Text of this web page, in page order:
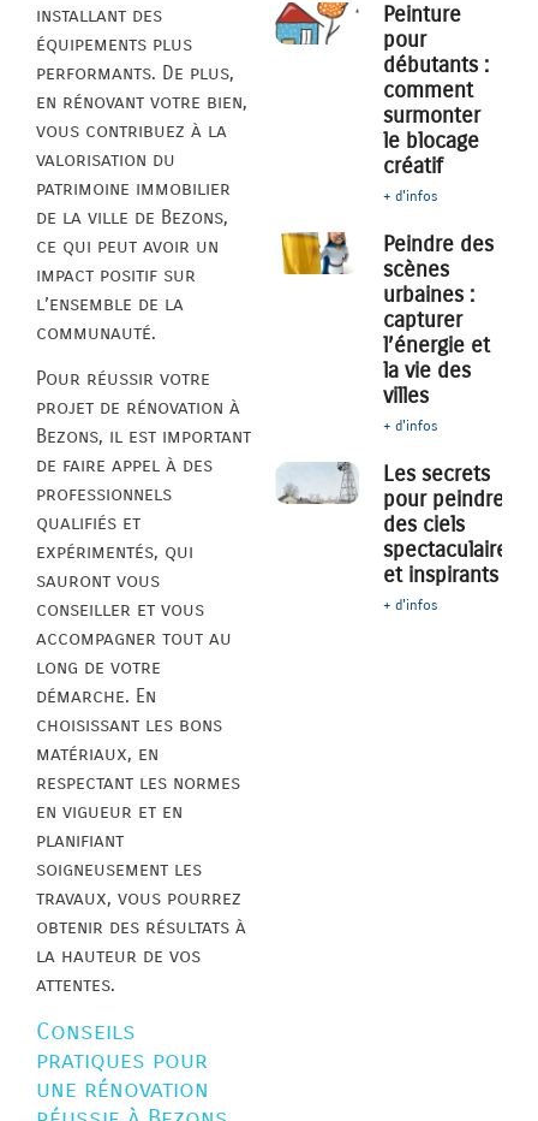
installant des
équipements plus
performants. De plus,
en rénovant votre bien,
vous contribuez à la
valorisation du
patrimoine immobilier
de la ville de Bezons,
ce qui peut avoir un
impact positif sur
l’ensemble de la
communauté.
Pour réussir votre
projet de rénovation à
Bezons, il est important
de faire appel à des
professionnels
qualifiés et
expérimentés, qui
sauront vous
conseiller et vous
accompagner tout au
long de votre
démarche. En
choisissant les bons
matériaux, en
respectant les normes
en vigueur et en
planifiant
soigneusement les
travaux, vous pourrez
obtenir des résultats à
la hauteur de vos
attentes.
Conseils
pratiques pour
une rénovation
Peinture
pour
débutants :
comment
surmonter
le blocage
créatif
+ d'infos
Peindre des
scènes
urbaines :
capturer
l’énergie et
la vie des
villes
+ d'infos
Les secrets
pour peindre
des ciels
spectaculaires
et inspirants
+ d'infos